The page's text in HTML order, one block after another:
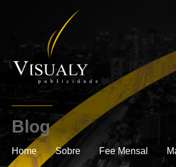
Home Sobre Fee Mensal
Blog.